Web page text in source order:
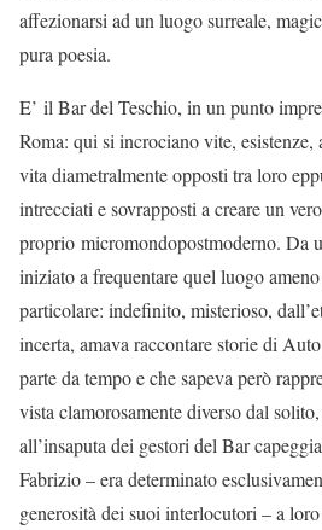
affezionarsi ad un luogo surreale,
pura poesia.
E’ il Bar del Teschio, in un punto
Roma: qui si incrociano vite,
vita diametralmente opposti tra loro
intrecciati e sovrapposti a creare un
proprio micromondopostmoderno. Da
iniziato a frequentare quel luogo
particolare: indefinito, misterioso,
incerta, amava raccontare storie di
parte da tempo e che sapeva però
vista clamorosamente diverso dal
all’insaputa dei gestori del Bar
Fabrizio – era determinato
generosità dei suoi interlocutori – a